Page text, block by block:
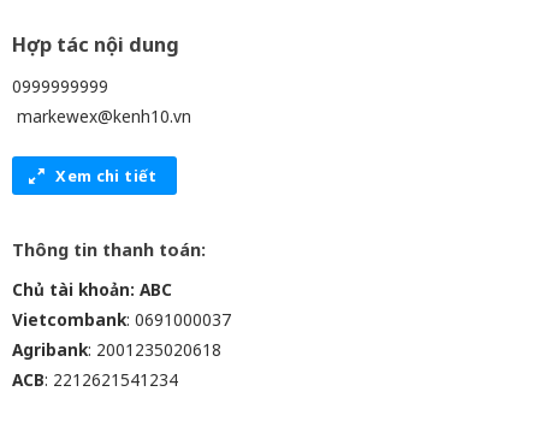
Hợp tác nội dung
0999999999
markewex@kenh10.vn
Xem chi tiết
Thông tin thanh toán:
Chủ tài khoản: ABC
Vietcombank: 0691000037
Agribank: 2001235020618
ACB: 2212621541234